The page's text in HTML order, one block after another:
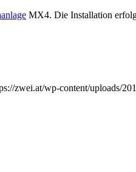
MX4. Die Installation
zwei.at/wp-content/uploads/